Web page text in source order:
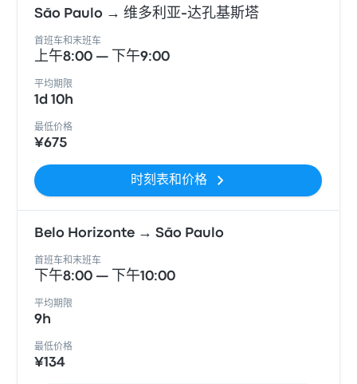
São Paulo → 维多利亚-达孔基斯塔
首班车和末班车
上午8:00 — 下午9:00
平均期限
1d 10h
最低价格
¥675
时刻表和价格
Belo Horizonte → São Paulo
首班车和末班车
下午8:00 — 下午10:00
平均期限
9h
最低价格
¥134